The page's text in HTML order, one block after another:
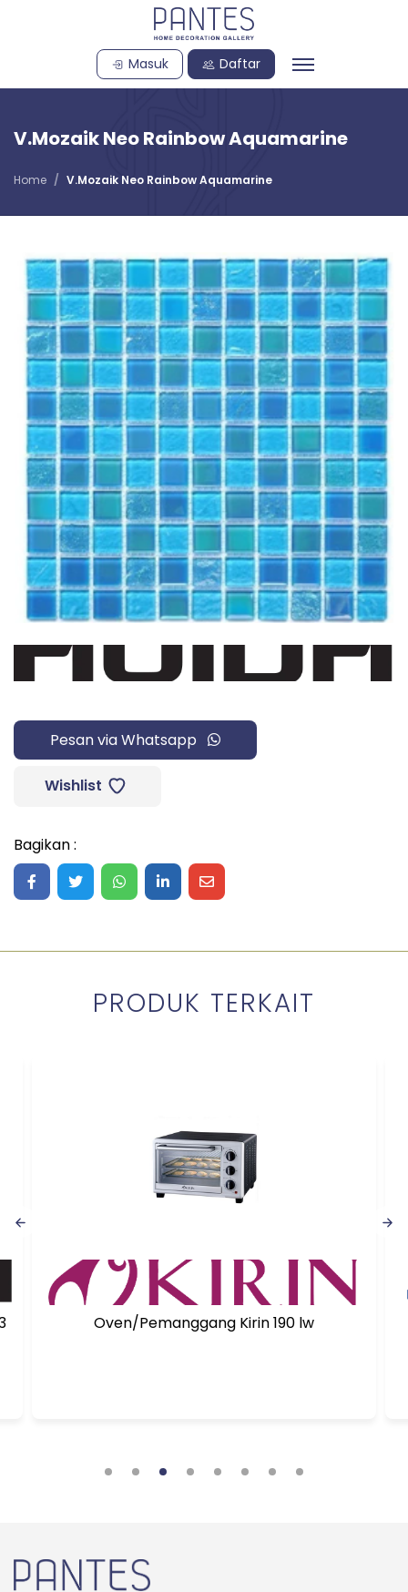
Masuk Daftar
V.Mozaik Neo Rainbow Aquamarine
Home V.Mozaik Neo Rainbow Aquamarine
Pesan via Whatsapp
Wishlist
Bagikan :
Share on Facebook
Share on Twitter
Share on WhatsApp
Share on LinkedIn
Share on Mail
PRODUK TERKAIT
Oven/Pemanggang Kirin 190 lw